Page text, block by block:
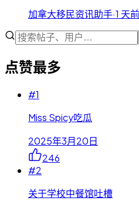
加拿大移民资讯助手·1 天前
点赞最多
#1
Miss Spicy吃瓜
2025年3月20日
246
#2
关于学校中餐馆吐槽